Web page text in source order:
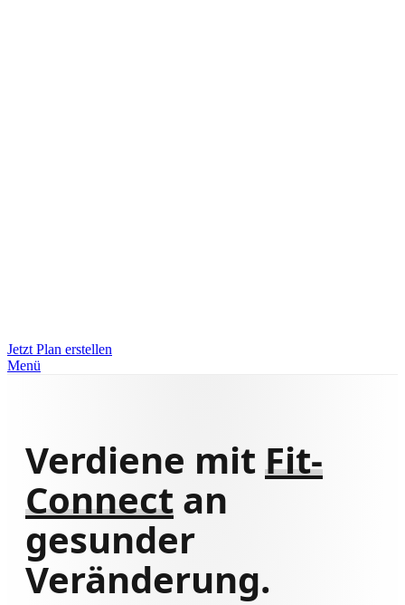
Jetzt Plan erstellen
Menü
Verdiene mit Fit-
Connect an
gesunder
Veränderung.